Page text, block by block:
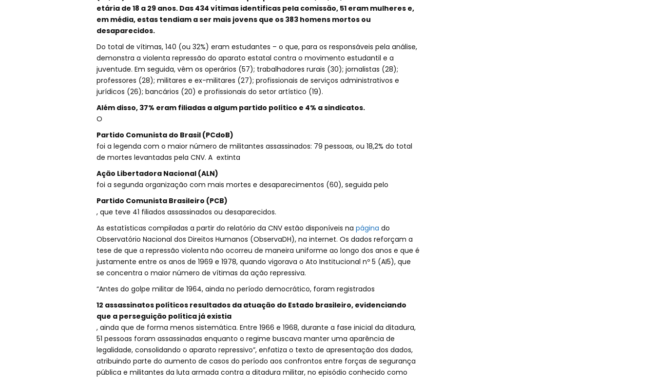
etária de 18 a 29 anos. Das 434 vítimas identificas pela comissão, 51 eram mulheres e,
em média, estas tendiam a ser mais jovens que os 383 homens mortos ou
desaparecidos.
Do total de vítimas, 140 (ou 32%) eram estudantes – o que, para os responsáveis pela análise,
demonstra a violenta repressão do aparato estatal contra o movimento estudantil e a
juventude. Em seguida, vêm os operários (57); trabalhadores rurais (30); jornalistas (28);
professores (28); militares e ex-militares (27); profissionais de serviços administrativos e
jurídicos (26); bancários (20) e profissionais do setor artístico (19).
Além disso, 37% eram filiadas a algum partido político e 4% a sindicatos.
O
Partido Comunista do Brasil (PCdoB)
foi a legenda com o maior número de militantes assassinados: 79 pessoas, ou 18,2% do total
de mortes levantadas pela CNV. A extinta
Ação Libertadora Nacional (ALN)
foi a segunda organização com mais mortes e desaparecimentos (60), seguida pelo
Partido Comunista Brasileiro (PCB)
, que teve 41 filiados assassinados ou desaparecidos.
As estatísticas compiladas a partir do relatório da CNV estão disponíveis na página do
Observatório Nacional dos Direitos Humanos (ObservaDH), na internet. Os dados reforçam a
tese de que a repressão violenta não ocorreu de maneira uniforme ao longo dos anos e que é
justamente entre os anos de 1969 e 1978, quando vigorava o Ato Institucional nº 5 (AI5), que
se concentra o maior número de vítimas da ação repressiva.
“Antes do golpe militar de 1964, ainda no período democrático, foram registrados
12 assassinatos políticos resultados da atuação do Estado brasileiro, evidenciando
que a perseguição política já existia
, ainda que de forma menos sistemática. Entre 1966 e 1968, durante a fase inicial da ditadura,
51 pessoas foram assassinadas enquanto o regime buscava manter uma aparência de
legalidade, consolidando o aparato repressivo”, enfatiza o texto de apresentação dos dados,
atribuindo parte do aumento de casos do período aos confrontos entre forças de segurança
pública e militantes da luta armada contra a ditadura militar, no episódio conhecido como